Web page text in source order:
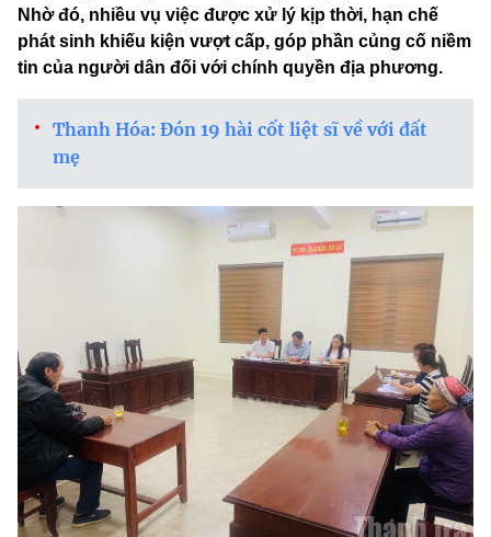
Nhờ đó, nhiều vụ việc được xử lý kịp thời, hạn chế
phát sinh khiếu kiện vượt cấp, góp phần củng cố niềm
tin của người dân đối với chính quyền địa phương.
Thanh Hóa: Đón 19 hài cốt liệt sĩ về với đất
mẹ